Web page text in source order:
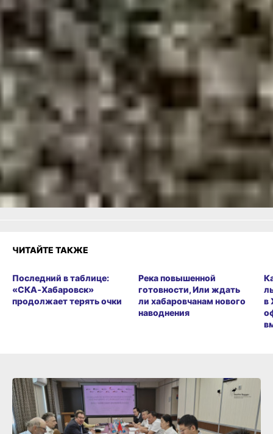
Экономика в рост, люди
в приоритете: итоги
исполнения бюджета
Хабаровского края за 2025
год
Читайте нас в соцсетях:
ВКонтакте,
Одноклассники,
Телеграм
или
Яндекс.Дзени
Как вам материал?
Удивило
Грустно
Злость
Разочарование
ЧИТАЙТЕ ТАКЖЕ
Последний в таблице:
«СКА‑Хабаровск»
продолжает терять очки
Река повышенной
готовности, Или ждать
ли хабаровчанам нового
наводнения
в